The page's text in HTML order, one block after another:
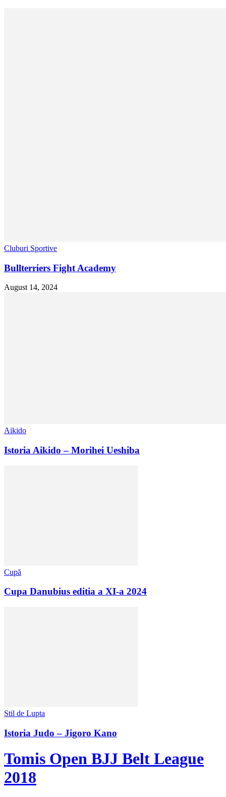
Cluburi Sportive
Bullterriers Fight Academy
August 14, 2024
Aikido
Istoria Aikido – Morihei Ueshiba
Cupă
Cupa Danubius editia a XI-a 2024
Stil de Lupta
Istoria Judo – Jigoro Kano
Tomis Open BJJ Belt League
2018